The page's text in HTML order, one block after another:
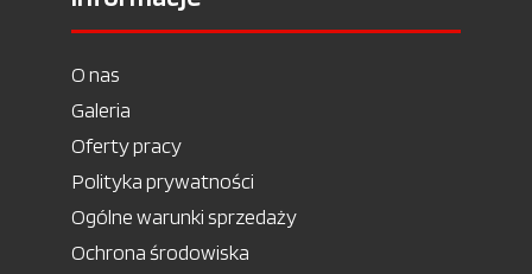
O nas
Galeria
Oferty pracy
Polityka prywatności
Ogólne warunki sprzedaży
Ochrona środowiska